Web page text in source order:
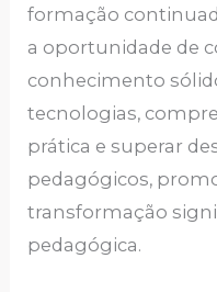
formação
a oportunidade de
conhecimento
tecnologias,
prática e superar
pedagógicos,
transformação
pedagógica.